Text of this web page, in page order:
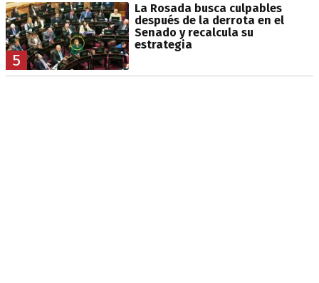
5
La Rosada busca culpables
después de la derrota en el
Senado y recalcula su
estrategia